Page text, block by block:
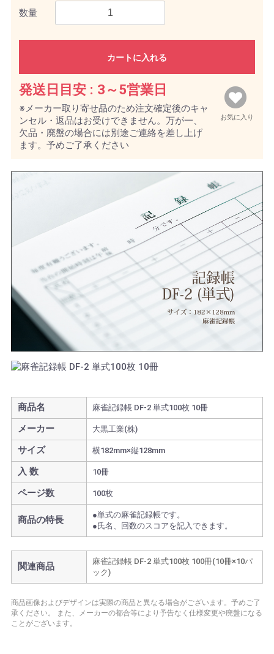
数量
カートに入れる
お気に入り
発送日目安 : 3～5営業日
※メーカー取り寄せ品のため注文確定後のキャ
ンセル・返品はお受けできません。万が一、
欠品・廃盤の場合には別途ご連絡を差し上げ
ます。予めご了承ください
商品名 麻雀記録帳 DF-2 単式100枚 10冊
メーカー 大黒工業(株)
サイズ 横182mm×縦128mm
入 数 10冊
ページ数 100枚
商品の特長
●単式の麻雀記録帳です。
●氏名、回数のスコアを記入できます。
関連商品
麻雀記録帳 DF-2 単式100枚 100冊(10冊×10パ
ック)
商品画像およびデザインは実際の商品と異なる場合がございます。予めご了
承ください。
また、メーカーの都合等により予告なく仕様変更や廃盤になる
ことがございます。